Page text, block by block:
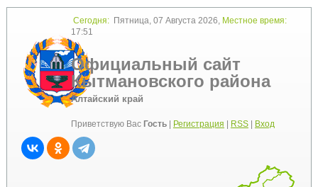
Сегодня:Пятница, 07 Августа 2026, Местное время:
17:51
Официальный сайт
Кытмановского района
Алтайский край
Приветствую Вас Гость| Регистрация RSS| Вход